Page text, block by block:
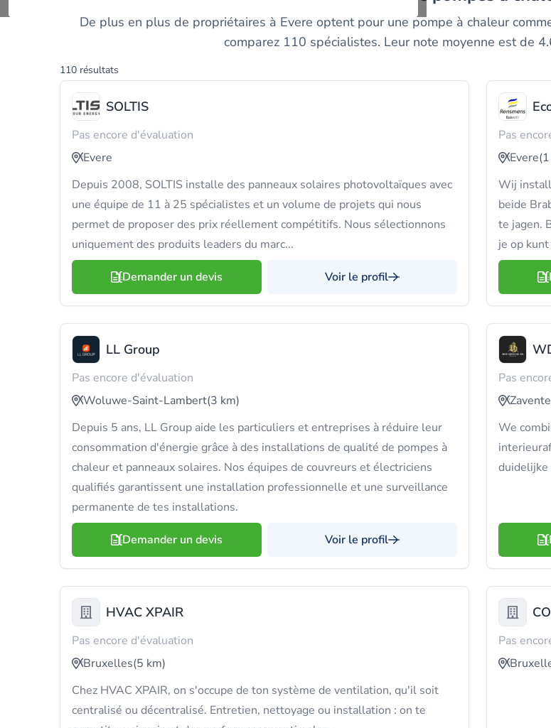
De plus en plus de propriétaires à Evere optent pour une pompe à chaleur
comparez 110 spécialistes. Leur note moyenne est de
110 résultats
SOLTIS
Pas encore d'évaluation
Evere
Depuis 2008, SOLTIS installe des panneaux solaires photovoltaïques avec
une équipe de 11 à 25 spécialistes et un volume de projets qui nous
permet de proposer des prix réellement compétitifs. Nous sélectionnons
uniquement des produits leaders du marc...
Demander un devis Voir le profil
Pas
Evere
Wij
beide
te jagen.
je op
LL Group
Pas encore d'évaluation
Woluwe-Saint-Lambert(3 km)
Depuis 5 ans, LL Group aide les particuliers et entreprises à réduire leur
consommation d'énergie grâce à des installations de qualité de pompes à
chaleur et panneaux solaires. Nos équipes de couvreurs et électriciens
qualifiés garantissent une installation professionnelle et une surveillance
permanente de tes installations.
Demander un devis Voir le profil
Pas
We
duidelijke
HVAC XPAIR
Pas encore d'évaluation
Bruxelles(5 km)
Chez HVAC XPAIR, on s'occupe de ton système de ventilation, qu'il soit
centralisé ou décentralisé. Entretien, nettoyage ou installation : on te
Pas